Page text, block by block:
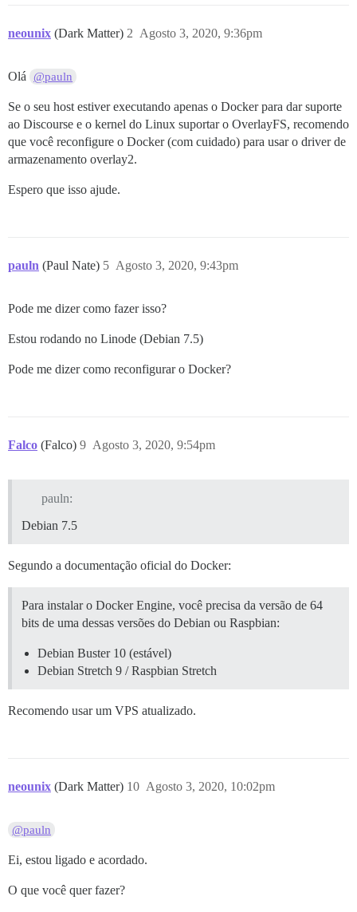
neounix (Dark Matter) Agosto 3, 2020, 9:36pm
2
Olá @pauln
Se o seu host estiver executando apenas o Docker para dar suporte
ao Discourse e o kernel do Linux suportar o OverlayFS, recomendo
que você reconfigure o Docker (com cuidado) para usar o driver de
armazenamento overlay2.
Espero que isso ajude.
pauln (Paul Nate) Agosto 3, 2020, 9:43pm
5
Pode me dizer como fazer isso?
Estou rodando no Linode (Debian 7.5)
Pode me dizer como reconfigurar o Docker?
Falco (Falco) Agosto 3, 2020, 9:54pm
9
pauln:
Debian 7.5
Segundo a documentação oficial do Docker:
Para instalar o Docker Engine, você precisa da versão de 64
bits de uma dessas versões do Debian ou Raspbian:
Debian Buster 10 (estável)
Debian Stretch 9 / Raspbian Stretch
Recomendo usar um VPS atualizado.
neounix (Dark Matter) Agosto 3, 2020, 10:02pm
10
@pauln
Ei, estou ligado e acordado.
O que você quer fazer?